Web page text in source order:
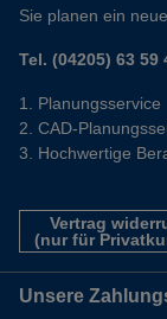
Sie planen ein
Tel. (04205) 63 59
Planungsservice
CAD-
Hochwertige
Vertrag
(nur für
Unsere